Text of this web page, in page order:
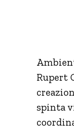
Rupert
spinta